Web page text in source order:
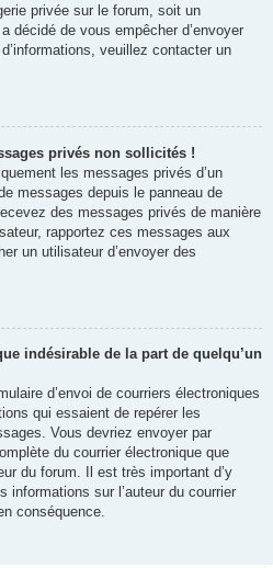
privée sur le forum, soit un
décidé de vous empêcher d’envoyer
veuillez contacter un
privés non sollicités !
les messages privés d’un
messages depuis le panneau de
des messages privés de manière
rapportez ces messages aux
un utilisateur d’envoyer des
indésirable de la part de quelqu’un
d’envoi de courriers électroniques
qui essaient de repérer les
Vous devriez envoyer par
du courrier électronique que
du forum. Il est très important d’y
informations sur l’auteur du courrier
conséquence.